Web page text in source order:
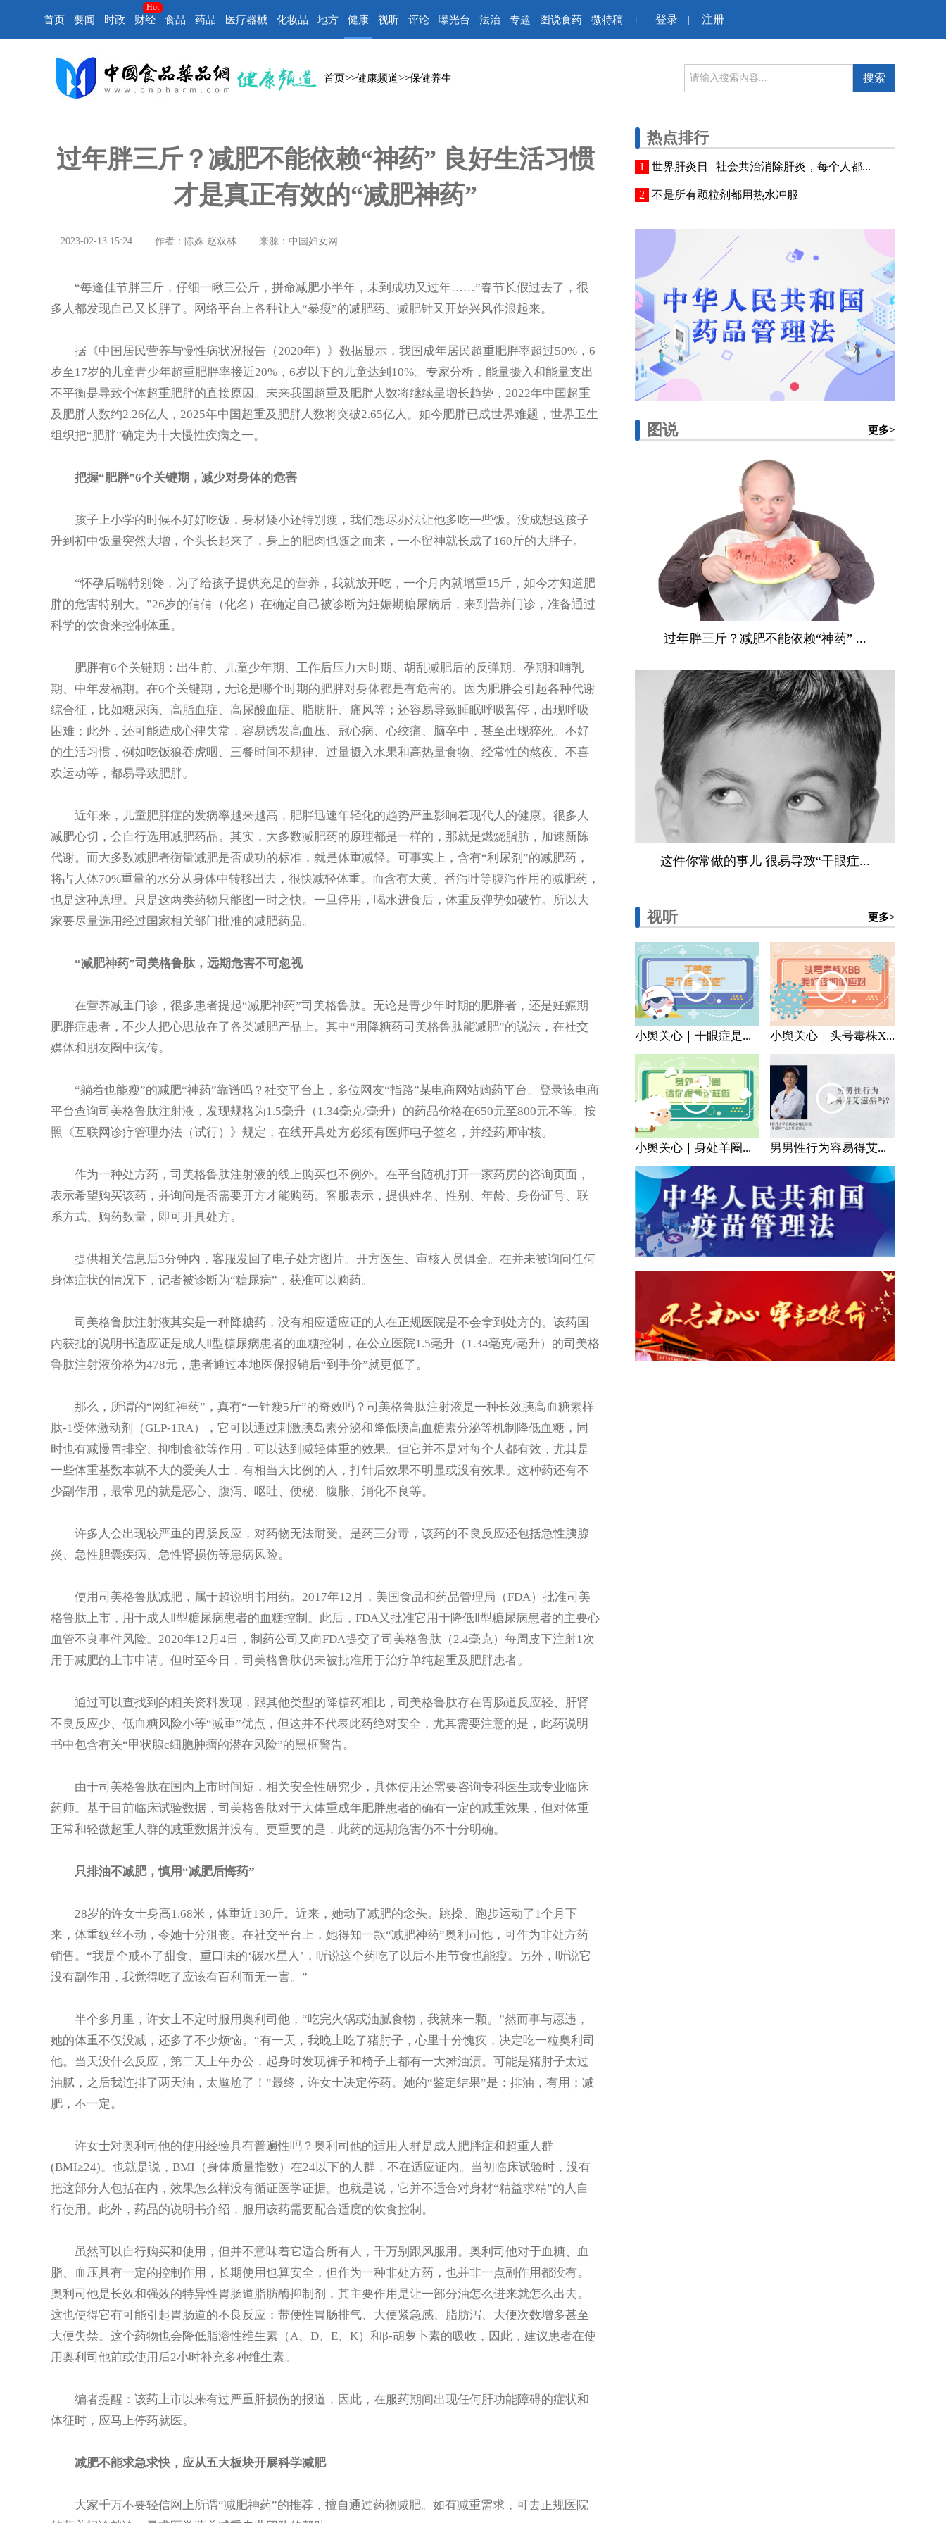
首页 要闻 时政 财经
Hot
食品 药品 医疗器械 化妆品 地方 健康 视听 评论 曝光台 法治 专题 图说食药 微特稿 + 登录 | 注册
首页>>健康频道>>保健养生 搜索
过年胖三斤？减肥不能依赖“神药” 良好生活习惯
才是真正有效的“减肥神药”
2023-02-13 15:24 作者：陈姝 赵双林 来源：中国妇女网
“每逢佳节胖三斤，仔细一瞅三公斤，拼命减肥小半年，未到成功又过年……”春节长假过去了，很
多人都发现自己又长胖了。网络平台上各种让人“暴瘦”的减肥药、减肥针又开始兴风作浪起来。
据《中国居民营养与慢性病状况报告（2020年）》数据显示，我国成年居民超重肥胖率超过50%，6
岁至17岁的儿童青少年超重肥胖率接近20%，6岁以下的儿童达到10%。专家分析，能量摄入和能量支出
不平衡是导致个体超重肥胖的直接原因。未来我国超重及肥胖人数将继续呈增长趋势，2022年中国超重
及肥胖人数约2.26亿人，2025年中国超重及肥胖人数将突破2.65亿人。如今肥胖已成世界难题，世界卫生
组织把“肥胖”确定为十大慢性疾病之一。
把握“肥胖”6个关键期，减少对身体的危害
孩子上小学的时候不好好吃饭，身材矮小还特别瘦，我们想尽办法让他多吃一些饭。没成想这孩子
升到初中饭量突然大增，个头长起来了，身上的肥肉也随之而来，一不留神就长成了160斤的大胖子。
“怀孕后嘴特别馋，为了给孩子提供充足的营养，我就放开吃，一个月内就增重15斤，如今才知道肥
胖的危害特别大。”26岁的倩倩（化名）在确定自己被诊断为妊娠期糖尿病后，来到营养门诊，准备通过
科学的饮食来控制体重。
肥胖有6个关键期：出生前、儿童少年期、工作后压力大时期、胡乱减肥后的反弹期、孕期和哺乳
期、中年发福期。在6个关键期，无论是哪个时期的肥胖对身体都是有危害的。因为肥胖会引起各种代谢
综合征，比如糖尿病、高脂血症、高尿酸血症、脂肪肝、痛风等；还容易导致睡眠呼吸暂停，出现呼吸
困难；此外，还可能造成心律失常，容易诱发高血压、冠心病、心绞痛、脑卒中，甚至出现猝死。不好
的生活习惯，例如吃饭狼吞虎咽、三餐时间不规律、过量摄入水果和高热量食物、经常性的熬夜、不喜
欢运动等，都易导致肥胖。
近年来，儿童肥胖症的发病率越来越高，肥胖迅速年轻化的趋势严重影响着现代人的健康。很多人
减肥心切，会自行选用减肥药品。其实，大多数减肥药的原理都是一样的，那就是燃烧脂肪，加速新陈
代谢。而大多数减肥者衡量减肥是否成功的标准，就是体重减轻。可事实上，含有“利尿剂”的减肥药，
将占人体70%重量的水分从身体中转移出去，很快减轻体重。而含有大黄、番泻叶等腹泻作用的减肥药，
也是这种原理。只是这两类药物只能图一时之快。一旦停用，喝水进食后，体重反弹势如破竹。所以大
家要尽量选用经过国家相关部门批准的减肥药品。
“减肥神药”司美格鲁肽，远期危害不可忽视
在营养减重门诊，很多患者提起“减肥神药”司美格鲁肽。无论是青少年时期的肥胖者，还是妊娠期
肥胖症患者，不少人把心思放在了各类减肥产品上。其中“用降糖药司美格鲁肽能减肥”的说法，在社交
媒体和朋友圈中疯传。
“躺着也能瘦”的减肥“神药”靠谱吗？社交平台上，多位网友“指路”某电商网站购药平台。登录该电商
平台查询司美格鲁肽注射液，发现规格为1.5毫升（1.34毫克/毫升）的药品价格在650元至800元不等。按
照《互联网诊疗管理办法（试行）》规定，在线开具处方必须有医师电子签名，并经药师审核。
作为一种处方药，司美格鲁肽注射液的线上购买也不例外。在平台随机打开一家药房的咨询页面，
表示希望购买该药，并询问是否需要开方才能购药。客服表示，提供姓名、性别、年龄、身份证号、联
系方式、购药数量，即可开具处方。
提供相关信息后3分钟内，客服发回了电子处方图片。开方医生、审核人员俱全。在并未被询问任何
身体症状的情况下，记者被诊断为“糖尿病”，获准可以购药。
司美格鲁肽注射液其实是一种降糖药，没有相应适应证的人在正规医院是不会拿到处方的。该药国
内获批的说明书适应证是成人Ⅱ型糖尿病患者的血糖控制，在公立医院1.5毫升（1.34毫克/毫升）的司美格
鲁肽注射液价格为478元，患者通过本地医保报销后“到手价”就更低了。
那么，所谓的“网红神药”，真有“一针瘦5斤”的奇效吗？司美格鲁肽注射液是一种长效胰高血糖素样
肽-1受体激动剂（GLP-1RA），它可以通过刺激胰岛素分泌和降低胰高血糖素分泌等机制降低血糖，同
时也有减慢胃排空、抑制食欲等作用，可以达到减轻体重的效果。但它并不是对每个人都有效，尤其是
一些体重基数本就不大的爱美人士，有相当大比例的人，打针后效果不明显或没有效果。这种药还有不
少副作用，最常见的就是恶心、腹泻、呕吐、便秘、腹胀、消化不良等。
许多人会出现较严重的胃肠反应，对药物无法耐受。是药三分毒，该药的不良反应还包括急性胰腺
炎、急性胆囊疾病、急性肾损伤等患病风险。
使用司美格鲁肽减肥，属于超说明书用药。2017年12月，美国食品和药品管理局（FDA）批准司美
格鲁肽上市，用于成人Ⅱ型糖尿病患者的血糖控制。此后，FDA又批准它用于降低Ⅱ型糖尿病患者的主要心
血管不良事件风险。2020年12月4日，制药公司又向FDA提交了司美格鲁肽（2.4毫克）每周皮下注射1次
用于减肥的上市申请。但时至今日，司美格鲁肽仍未被批准用于治疗单纯超重及肥胖患者。
通过可以查找到的相关资料发现，跟其他类型的降糖药相比，司美格鲁肽存在胃肠道反应轻、肝肾
不良反应少、低血糖风险小等“减重”优点，但这并不代表此药绝对安全，尤其需要注意的是，此药说明
书中包含有关“甲状腺c细胞肿瘤的潜在风险”的黑框警告。
由于司美格鲁肽在国内上市时间短，相关安全性研究少，具体使用还需要咨询专科医生或专业临床
药师。基于目前临床试验数据，司美格鲁肽对于大体重成年肥胖患者的确有一定的减重效果，但对体重
正常和轻微超重人群的减重数据并没有。更重要的是，此药的远期危害仍不十分明确。
只排油不减肥，慎用“减肥后悔药”
28岁的许女士身高1.68米，体重近130斤。近来，她动了减肥的念头。跳操、跑步运动了1个月下
来，体重纹丝不动，令她十分沮丧。在社交平台上，她得知一款“减肥神药”奥利司他，可作为非处方药
销售。“我是个戒不了甜食、重口味的‘碳水星人’，听说这个药吃了以后不用节食也能瘦。另外，听说它
没有副作用，我觉得吃了应该有百利而无一害。”
半个多月里，许女士不定时服用奥利司他，“吃完火锅或油腻食物，我就来一颗。”然而事与愿违，
她的体重不仅没减，还多了不少烦恼。“有一天，我晚上吃了猪肘子，心里十分愧疚，决定吃一粒奥利司
他。当天没什么反应，第二天上午办公，起身时发现裤子和椅子上都有一大摊油渍。可能是猪肘子太过
油腻，之后我连排了两天油，太尴尬了！”最终，许女士决定停药。她的“鉴定结果”是：排油，有用；减
肥，不一定。
许女士对奥利司他的使用经验具有普遍性吗？奥利司他的适用人群是成人肥胖症和超重人群
(BMI≥24)。也就是说，BMI（身体质量指数）在24以下的人群，不在适应证内。当初临床试验时，没有
把这部分人包括在内，效果怎么样没有循证医学证据。也就是说，它并不适合对身材“精益求精”的人自
行使用。此外，药品的说明书介绍，服用该药需要配合适度的饮食控制。
虽然可以自行购买和使用，但并不意味着它适合所有人，千万别跟风服用。奥利司他对于血糖、血
脂、血压具有一定的控制作用，长期使用也算安全，但作为一种非处方药，也并非一点副作用都没有。
奥利司他是长效和强效的特异性胃肠道脂肪酶抑制剂，其主要作用是让一部分油怎么进来就怎么出去。
这也使得它有可能引起胃肠道的不良反应：带便性胃肠排气、大便紧急感、脂肪泻、大便次数增多甚至
大便失禁。这个药物也会降低脂溶性维生素（A、D、E、K）和β-胡萝卜素的吸收，因此，建议患者在使
用奥利司他前或使用后2小时补充多种维生素。
编者提醒：该药上市以来有过严重肝损伤的报道，因此，在服药期间出现任何肝功能障碍的症状和
体征时，应马上停药就医。
减肥不能求急求快，应从五大板块开展科学减肥
大家千万不要轻信网上所谓“减肥神药”的推荐，擅自通过药物减肥。如有减重需求，可去正规医院
热点排行
世界肝炎日 | 社会共治消除肝炎，每个人都...
不是所有颗粒剂都用热水冲服
图说 更多>
过年胖三斤？减肥不能依赖“神药” ...
这件你常做的事儿 很易导致“干眼症...
视听 更多>
小舆关心｜干眼症是... 小舆关心｜头号毒株X...
小舆关心｜身处羊圈... 男男性行为容易得艾...